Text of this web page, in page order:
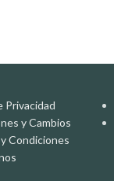
Privacidad
y Cambios
Condiciones